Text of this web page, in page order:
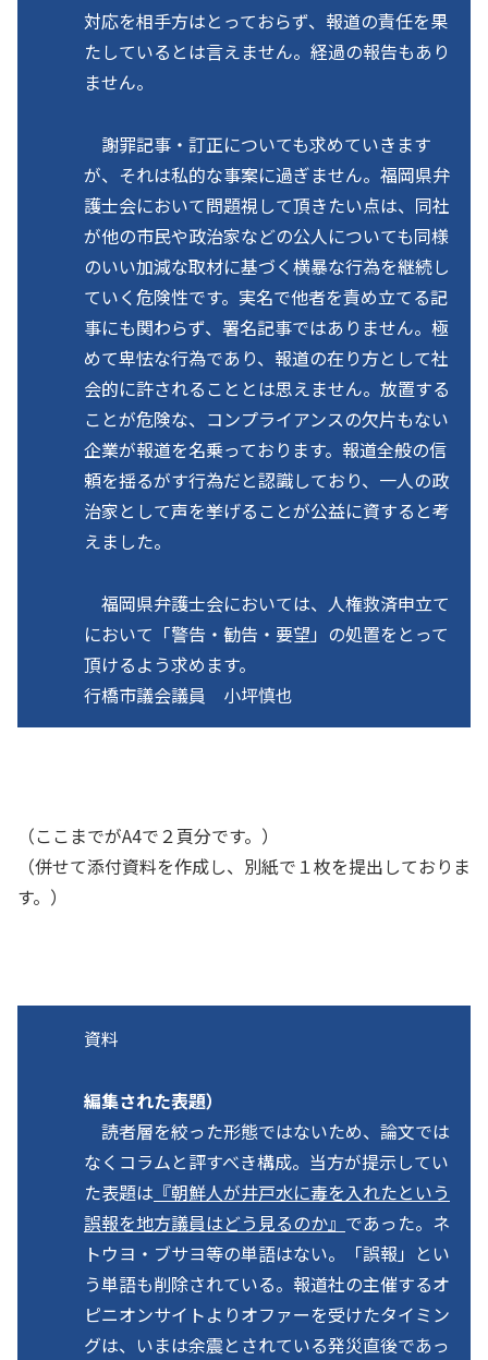
対応を相手方はとっておらず、報道の責任を果
たしているとは言えません。経過の報告もあり
ません。
謝罪記事・訂正についても求めていきます
が、それは私的な事案に過ぎません。福岡県弁
護士会において問題視して頂きたい点は、同社
が他の市民や政治家などの公人についても同様
のいい加減な取材に基づく横暴な行為を継続し
ていく危険性です。実名で他者を責め立てる記
事にも関わらず、署名記事ではありません。極
めて卑怯な行為であり、報道の在り方として社
会的に許されることとは思えません。放置する
ことが危険な、コンプライアンスの欠片もない
企業が報道を名乗っております。報道全般の信
頼を揺るがす行為だと認識しており、一人の政
治家として声を挙げることが公益に資すると考
えました。
福岡県弁護士会においては、人権救済申立て
において「警告・勧告・要望」の処置をとって
頂けるよう求めます。
行橋市議会議員 小坪慎也
（ここまでがA4で２頁分です。）
（併せて添付資料を作成し、別紙で１枚を提出しておりま
す。）
資料
編集された表題）
読者層を絞った形態ではないため、論文では
なくコラムと評すべき構成。当方が提示してい
た表題は 『朝鮮人が井戸水に毒を入れたという
誤報を地方議員はどう見るのか』 であった。ネ
トウヨ・ブサヨ等の単語はない。「誤報」とい
う単語も削除されている。報道社の主催するオ
ピニオンサイトよりオファーを受けたタイミン
グは、いまは余震とされている発災直後であっ